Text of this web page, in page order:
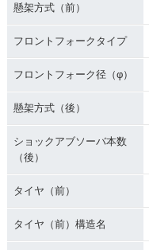
懸架方式（前）
フロントフォークタイプ
フロントフォーク径（φ）
懸架方式（後）
ショックアブソーバ本数
（後）
タイヤ（前）
タイヤ（前）構造名